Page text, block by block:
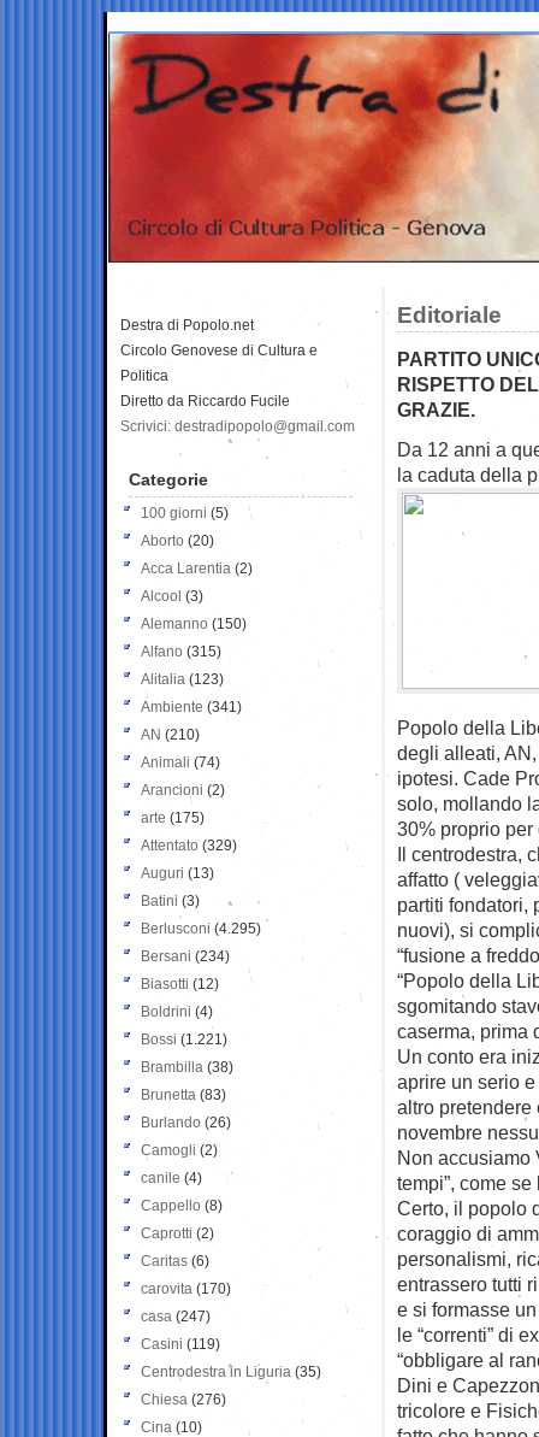
Editoriale
PARTITO
RISPETTO
GRAZIE.
Da 12 anni a
la caduta della
Popolo della
degli alleati,
ipotesi. Cade
solo, mollando
30% proprio
Il centrodestra,
affatto (
partiti fondatori,
nuovi), si
“fusione a
“Popolo della
sgomitando
caserma, prima
Un conto era
aprire un serio
altro pretendere
novembre
Non accusiamo
tempi”, come
Certo, il popolo
coraggio di
personalismi,
entrassero tutti
e si formasse
le “correnti” di
“obbligare al
Dini e
tricolore e
Destra di Popolo.net
Circolo Genovese di Cultura e
Politica
Diretto da Riccardo Fucile
Scrivici: destradipopolo@gmail.com
Categorie
100 giorni (5)
Aborto (20)
Acca Larentia (2)
Alcool (3)
Alemanno (150)
Alfano (315)
Alitalia (123)
Ambiente (341)
AN (210)
Animali (74)
Arancioni (2)
arte (175)
Attentato (329)
Auguri (13)
Batini (3)
Berlusconi (4.295)
Bersani (234)
Biasotti (12)
Boldrini (4)
Bossi (1.221)
Brambilla (38)
Brunetta (83)
Burlando (26)
Camogli (2)
canile (4)
Cappello (8)
Caprotti (2)
Caritas (6)
carovita (170)
casa (247)
Casini (119)
Centrodestra in Liguria (35)
Chiesa (276)
Cina (10)